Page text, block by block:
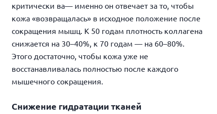
критически ва— именно он отвечает за то, чтобы
кожа «возвращалась» в исходное положение после
сокращения мышц. К 50 годам плотность коллагена
снижается на 30–40%, к 70 годам — на 60–80%.
Этого достаточно, чтобы кожа уже не
восстанавливалась полностью после каждого
мышечного сокращения.
Снижение гидратации тканей